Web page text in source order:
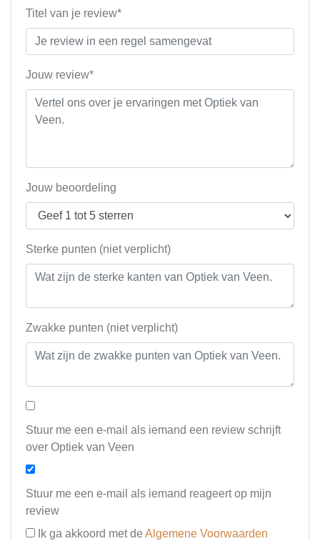
Titel van je review*
Jouw review*
Jouw beoordeling
Sterke punten (niet verplicht)
Zwakke punten (niet verplicht)
Stuur me een e-mail als iemand een review schrijft
over Optiek van Veen
Stuur me een e-mail als iemand reageert op mijn
review
Ik ga akkoord met de Algemene Voorwaarden